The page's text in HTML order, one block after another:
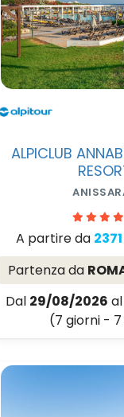
ALPICLUB
A partire da
Partenza da
Dal 29/08/2026 al
(7 giorni -